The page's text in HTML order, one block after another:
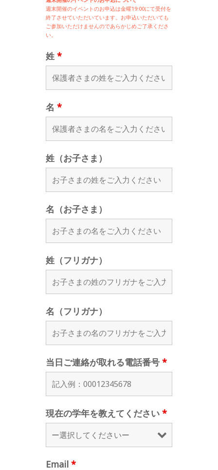
週末開催のイベントのお申込は金曜19:00にて受付を
終了させていただいています。お申込いただいても
ご参加いただけませんのであらかじめご了承くださ
い。
姓 *
名 *
姓（お子さま）
名（お子さま）
姓（フリガナ）
名（フリガナ）
当日ご連絡が取れる電話番号 *
現在の学年を教えてください *
Email *